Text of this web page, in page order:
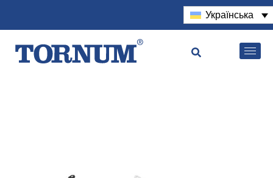
Українська